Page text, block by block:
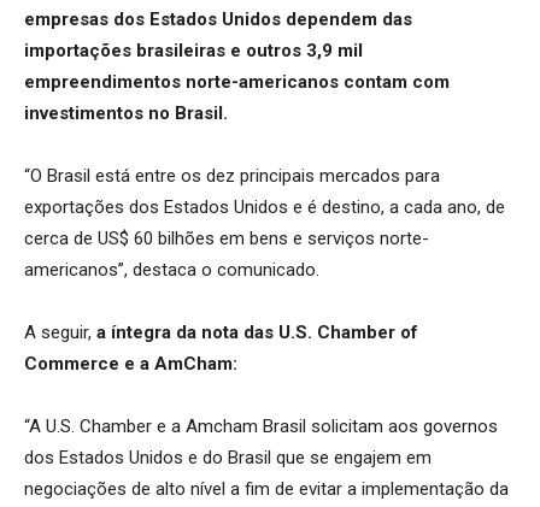
empresas dos Estados Unidos dependem das
importações brasileiras e outros 3,9 mil
empreendimentos norte-americanos contam com
investimentos no Brasil.
“O Brasil está entre os dez principais mercados para
exportações dos Estados Unidos e é destino, a cada ano, de
cerca de US$ 60 bilhões em bens e serviços norte-
americanos”, destaca o comunicado.
A seguir, a íntegra da nota das U.S. Chamber of
Commerce e a AmCham:
“A U.S. Chamber e a Amcham Brasil solicitam aos governos
dos Estados Unidos e do Brasil que se engajem em
negociações de alto nível a fim de evitar a implementação da